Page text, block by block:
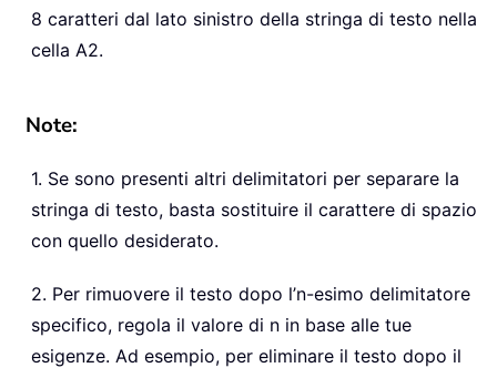
8 caratteri dal lato sinistro della stringa di testo nella
cella A2.
Note:
1. Se sono presenti altri delimitatori per separare la
stringa di testo, basta sostituire il carattere di spazio
con quello desiderato.
2. Per rimuovere il testo dopo l’n-esimo delimitatore
specifico, regola il valore di n in base alle tue
esigenze. Ad esempio, per eliminare il testo dopo il